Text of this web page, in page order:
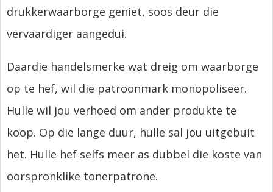
drukkerwaarborge geniet, soos deur die
vervaardiger aangedui.
Daardie handelsmerke wat dreig om waarborge
op te hef, wil die patroonmark monopoliseer.
Hulle wil jou verhoed om ander produkte te
koop. Op die lange duur, hulle sal jou uitgebuit
het. Hulle hef selfs meer as dubbel die koste van
oorspronklike tonerpatrone.